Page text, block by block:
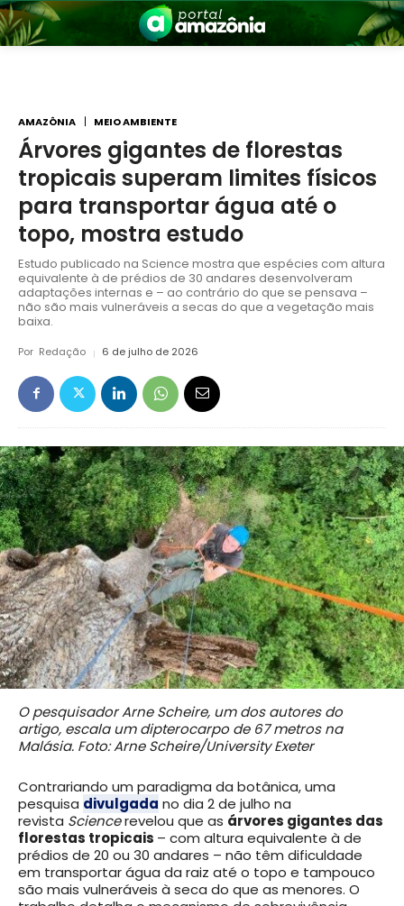
Amazônia
AMAZÔNIA MEIO AMBIENTE
Árvores gigantes de florestas
tropicais superam limites físicos
para transportar água até o
topo, mostra estudo
Estudo publicado na Science mostra que espécies com altura
equivalente à de prédios de 30 andares desenvolveram
adaptações internas e – ao contrário do que se pensava –
não são mais vulneráveis a secas do que a vegetação mais
baixa.
Por Redação 6 de julho de 2026
O pesquisador Arne Scheire, um dos autores do
artigo, escala um dipterocarpo de 67 metros na
Malásia. Foto: Arne Scheire/University Exeter
Contrariando um paradigma da botânica, uma
pesquisa divulgada no dia 2 de julho na
revista Sciencerevelou que as árvores gigantes das
florestas tropicais – com altura equivalente à de
prédios de 20 ou 30 andares – não têm dificuldade
em transportar água da raiz até o topo e tampouco
são mais vulneráveis à seca do que as menores. O